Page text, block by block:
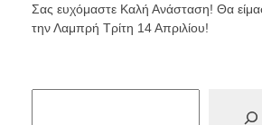
Σας ευχόμαστε Καλή Ανάσταση! Θα
την Λαμπρή Τρίτη 14 Απριλίου!